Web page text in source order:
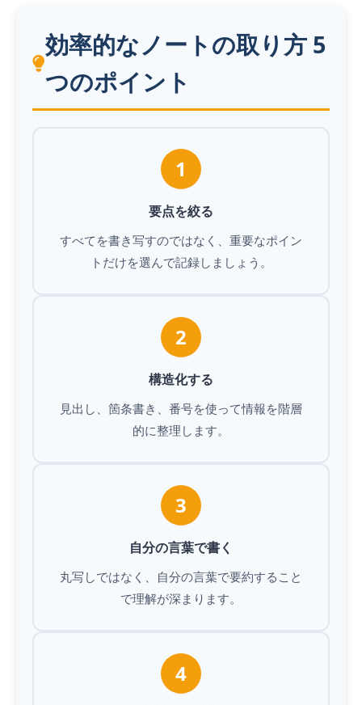
効率的なノートの取り方 5
つのポイント
1
要点を絞る
すべてを書き写すのではなく、重要なポイン
トだけを選んで記録しましょう。
2
構造化する
見出し、箇条書き、番号を使って情報を階層
的に整理します。
3
自分の言葉で書く
丸写しではなく、自分の言葉で要約すること
で理解が深まります。
4